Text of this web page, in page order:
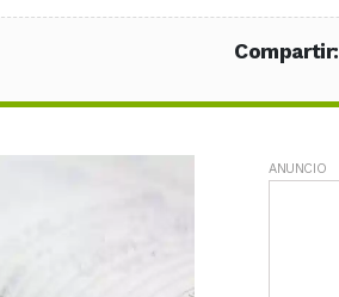
Compartir:
ANUNCIO